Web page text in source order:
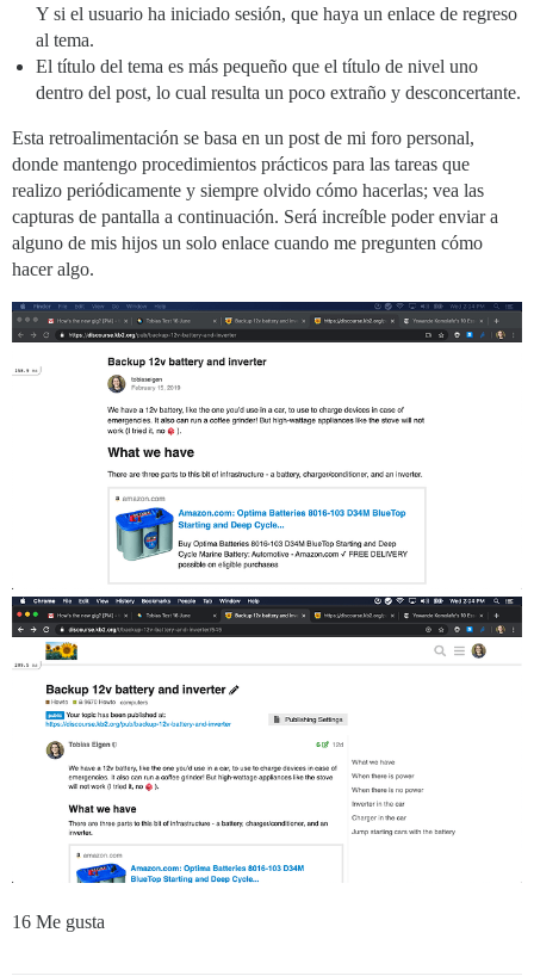
Y si el usuario ha iniciado sesión, que haya un enlace de regreso
al tema.
El título del tema es más pequeño que el título de nivel uno
dentro del post, lo cual resulta un poco extraño y desconcertante.
Esta retroalimentación se basa en un post de mi foro personal,
donde mantengo procedimientos prácticos para las tareas que
realizo periódicamente y siempre olvido cómo hacerlas; vea las
capturas de pantalla a continuación. Será increíble poder enviar a
alguno de mis hijos un solo enlace cuando me pregunten cómo
hacer algo.
16 Me gusta